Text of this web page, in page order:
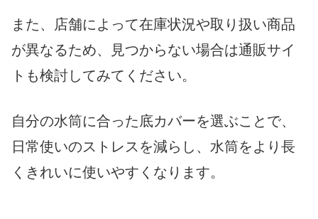
また、店舗によって在庫状況や取り扱い商品
が異なるため、見つからない場合は通販サイ
トも検討してみてください。
自分の水筒に合った底カバーを選ぶことで、
日常使いのストレスを減らし、水筒をより長
くきれいに使いやすくなります。